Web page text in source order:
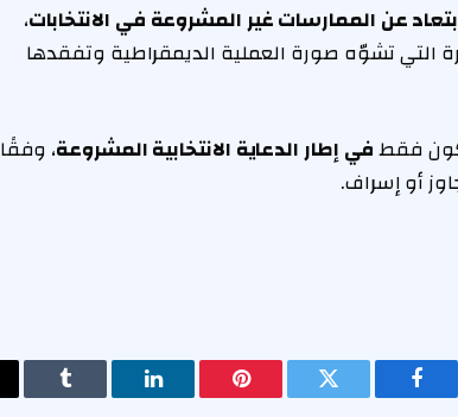
عن الممارسات غير المشروعة في الانتخابات،
التي تشوّه صورة العملية الديمقراطية وتفقدها
فقطفي إطار الدعاية الانتخابية المشروعة، وفقًا
أو إسراف.
فيسبوك تويتر بينتيريستلينكدإن Tumblr